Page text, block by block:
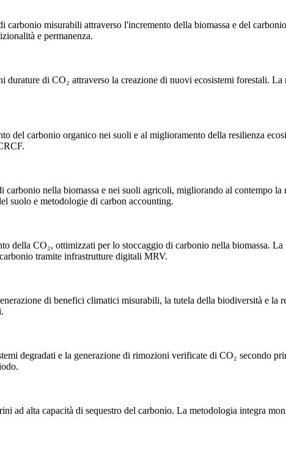
carbonio misurabili attraverso l'incremento della biomassa e del
e permanenza.
di CO₂ attraverso la creazione di nuovi ecosistemi forestali.
del carbonio organico nei suoli e al miglioramento della resilienza
nella biomassa e nei suoli agricoli, migliorando al contempo
suolo e metodologie di carbon accounting.
della CO₂, ottimizzati per lo stoccaggio di carbonio nella biomassa.
tramite infrastrutture digitali MRV.
di benefici climatici misurabili, la tutela della biodiversità e
degradati e la generazione di rimozioni verificate di CO₂ secondo
ad alta capacità di sequestro del carbonio. La metodologia integra